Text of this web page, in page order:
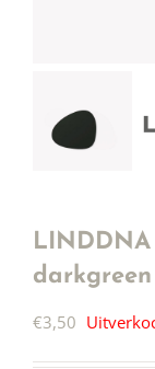
darkgreen
€3,50